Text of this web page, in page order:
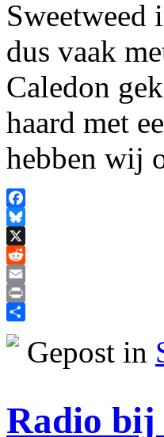
Sweetweed
dus vaak
Caledon
haard met
hebben wij
Facebook
Bluesky
X
Reddit
Email
Print
Gepost in
Radio bij